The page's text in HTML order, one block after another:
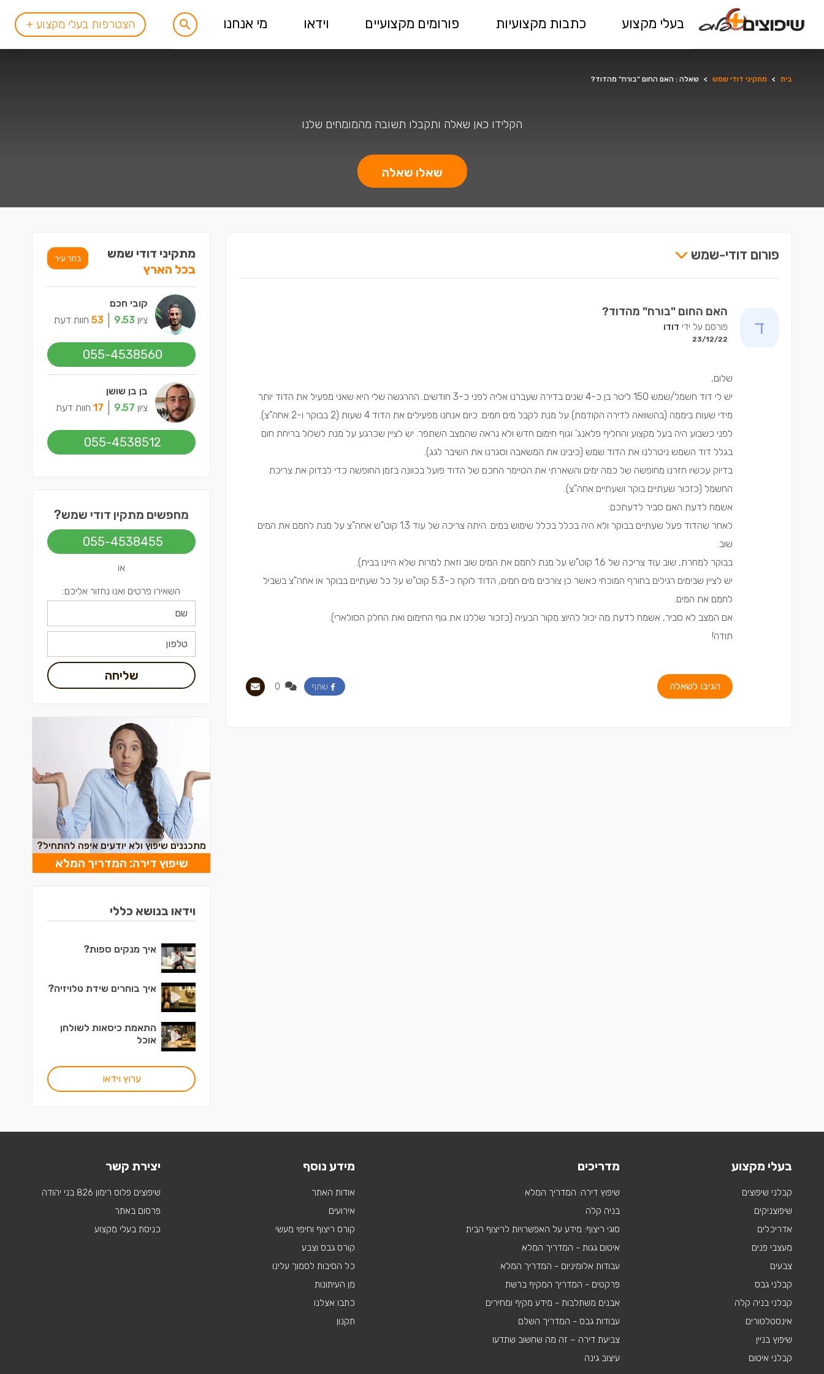
בעלי מקצוע כתבות מקצועיות פורומים מקצועיים וידאו מי אנחנו הצטרפות בעלי מקצוע +
בית > מתקיני דודי שמש > שאלה : האם החום "בורח" מהדוד?
הקלידו כאן שאלה ותקבלו תשובה מהמומחים שלנו
שאלו שאלה
פורום דודי-שמש
האם החום "בורח" מהדוד?
פורסם על ידי דודו
23/12/22
שלום,
יש לי דוד חשמל/שמש 150 ליטר בן כ-4 שנים בדירה שעברנו אליה לפני כ-3 חודשים. ההרגשה שלי היא שאני מפעיל את הדוד יותר
מידי שעות ביממה (בהשוואה לדירה הקודמת) על מנת לקבל מים חמים. כיום אנחנו מפעילים את הדוד 4 שעות (2 בבוקר ו-2 אחה"צ).
לפני כשבוע היה בעל מקצוע והחליף פלאנג' וגוף חימום חדש ולא נראה שהמצב השתפר. יש לציין שכרגע על מנת לשלול בריחת חום
בגלל דוד השמש ניטרלנו את הדוד שמש (כיבינו את המשאבה וסגרנו את השיבר לגג).
בדיוק עכשיו חזרנו מחופשה של כמה ימים והשארתי את הטיימר החכם של הדוד פועל בכוונה בזמן החופשה כדי לבדוק את צריכת
החשמל (כזכור שעתיים בוקר ושעתיים אחה"צ).
אשמח לדעת האם סביר לדעתכם:
לאחר שהדוד פעל שעתיים בבוקר ולא היה בכלל בכלל שימוש במים. היתה צריכה של עוד 1.3 קוט"ש אחה"צ על מנת לחמם את המים
שוב.
בבוקר למחרת, שוב עוד צריכה של 1.6 קוט"ש על מנת לחמם את המים שוב וזאת למרות שלא היינו בבית).
יש לציין שבימים רגילים בחורף המוכחי כאשר כן צורכים מים חמים, הדוד לוקח כ-5.3 קוט"ש על כל שעתיים בבוקר או אחה"צ בשביל
לחמם את המים.
אם המצב לא סביר, אשמח לדעת מה יכול להיוצ מקור הבעיה (כזכור שללנו את גוף החימום ואת החלק הסולארי).
תודה!
הגיבו לשאלה שתף
מתקיני דודי שמש
בכל הארץ
בחר עיר
קובי חכם
ציון 9.53
53 חוות דעת
055-4538560
בן בן שושן
ציון 9.57
17 חוות דעת
055-4538512
מחפשים מתקין דודי שמש?
055-4538455
או
השאירו פרטים ואנו נחזור אליכם:
שליחה
מתכננים שיפוץ ולא יודעים איפה להתחיל?
שיפוץ דירה: המדריך המלא
וידאו בנושא כללי
איך מנקים ספות?
איך בוחרים שידת טלויזיה?
התאמת כיסאות לשולחן
אוכל
ערוץ וידאו
בעלי מקצוע
קבלני שיפוצים
שיפוצניקים
אדריכלים
מעצבי פנים
צבעים
קבלני גבס
קבלני בניה קלה
אינסטלטורים
שיפוץ בניין
קבלני איטום
מדריכים
שיפוץ דירה: המדריך המלא
בניה קלה
סוגי ריצוף: מידע על האפשרויות לריצוף הבית
איטום גגות - המדריך המלא
עבודות אלומיניום - המדריך המלא
פרקטים - המדריך המקיף ברשת
אבנים משתלבות - מידע מקיף ומחירים
עבודות גבס - המדריך השלם
צביעת דירה – זה מה שחשוב שתדעו
עיצוב גינה
מידע נוסף
אודות האתר
אירועים
קורס ריצוף וחיפוי מעשי
קורס גבס וצבע
כל הסיבות לסמוך עלינו
מן העיתונות
כתבו אצלנו
תקנון
יצירת קשר
שיפוצים פלוס רימון 826 בני יהודה
פרסום באתר
כניסת בעלי מקצוע